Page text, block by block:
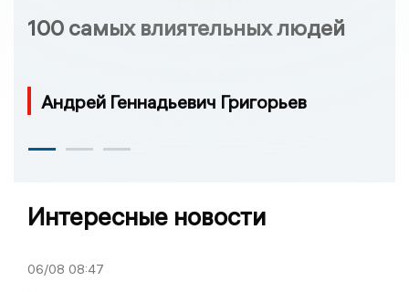
100 самых влиятельных людей
Андрей Геннадьевич Григорьев
Интересные новости
06/08 08:47